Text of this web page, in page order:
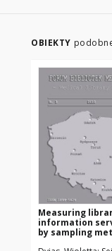
OBIEKTY
Measuring
information
by sampling